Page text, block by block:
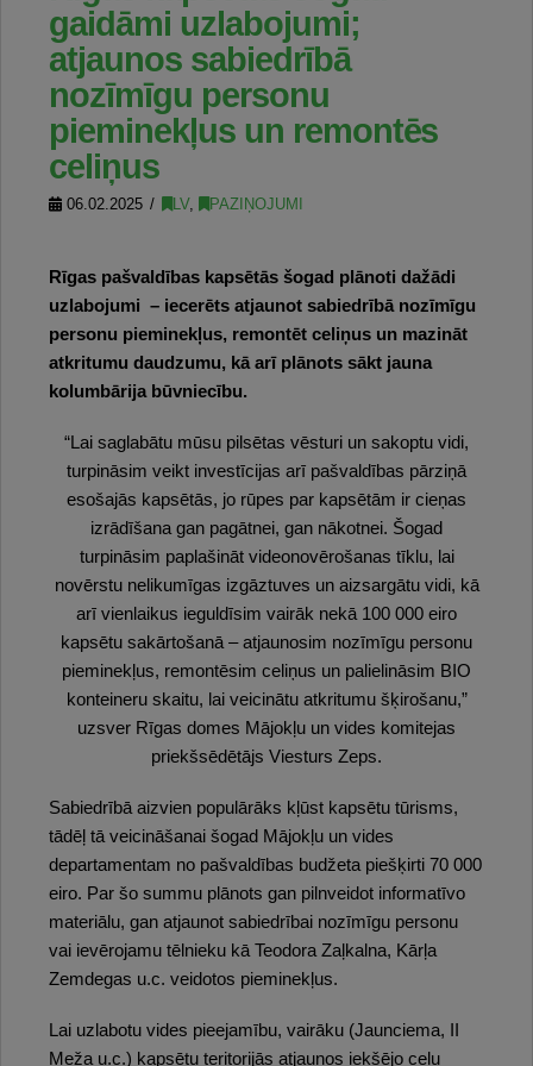
gaidāmi uzlabojumi;
atjaunos sabiedrībā
nozīmīgu personu
pieminekļus un remontēs
celiņus
06.02.2025 LV, PAZIŅOJUMI
Rīgas pašvaldības kapsētās šogad plānoti dažādi
uzlabojumi – iecerēts atjaunot sabiedrībā nozīmīgu
personu pieminekļus, remontēt celiņus un mazināt
atkritumu daudzumu, kā arī plānots sākt jauna
kolumbārija būvniecību.
“Lai saglabātu mūsu pilsētas vēsturi un sakoptu vidi,
turpināsim veikt investīcijas arī pašvaldības pārziņā
esošajās kapsētās, jo rūpes par kapsētām ir cieņas
izrādīšana gan pagātnei, gan nākotnei. Šogad
turpināsim paplašināt videonovērošanas tīklu, lai
novērstu nelikumīgas izgāztuves un aizsargātu vidi, kā
arī vienlaikus ieguldīsim vairāk nekā 100 000 eiro
kapsētu sakārtošanā – atjaunosim nozīmīgu personu
pieminekļus, remontēsim celiņus un palielināsim BIO
konteineru skaitu, lai veicinātu atkritumu šķirošanu,”
uzsver Rīgas domes Mājokļu un vides komitejas
priekšsēdētājs Viesturs Zeps.
Sabiedrībā aizvien populārāks kļūst kapsētu tūrisms,
tādēļ tā veicināšanai šogad Mājokļu un vides
departamentam no pašvaldības budžeta piešķirti 70 000
eiro. Par šo summu plānots gan pilnveidot informatīvo
materiālu, gan atjaunot sabiedrībai nozīmīgu personu
vai ievērojamu tēlnieku kā Teodora Zaļkalna, Kārļa
Zemdegas u.c. veidotos pieminekļus.
Lai uzlabotu vides pieejamību, vairāku (Jaunciema, II
Meža u.c.) kapsētu teritorijās atjaunos iekšējo ceļu